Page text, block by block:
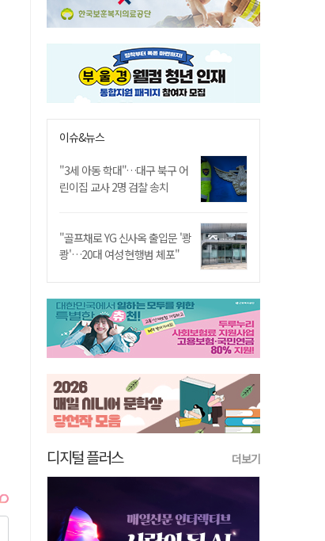
이슈&뉴스
"3세 아동 학대"…대구 북구 어
린이집 교사 2명 검찰 송치
"골프채로 YG 신사옥 출입문 '쾅
쾅'…20대 여성 현행범 체포"
디지털 플러스 더보기